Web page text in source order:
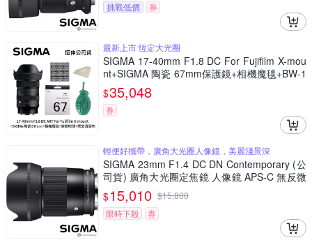
挑戰低價
券
最新上市 恆定大光圈
SIGMA 17-40mm F1.8 DC For Fujifilm X-mou
nt+SIGMA 陶瓷 67mm保護鏡+相機魔毯+BW-1
30吹球+3030麂皮清潔布 (公司貨)
$35,048
券
輕便好攜帶，廣角大光圈人像鏡，美麗淺景深
SIGMA 23mm F1.4 DC DN Contemporary (公
司貨) 廣角大光圈定焦鏡 人像鏡 APS-C 無反微
單眼專用鏡頭
$15,010 $15,800
限時下殺
券